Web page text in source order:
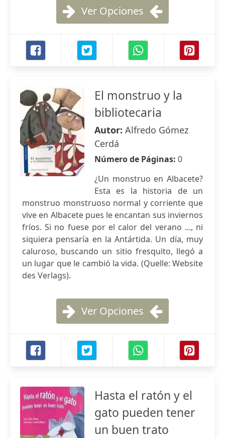
Ver Opciones
El monstruo y la
bibliotecaria
Autor: Alfredo Gómez
Cerdá
Número de Páginas: 0
¿Un monstruo en Albacete?
Esta es la historia de un
monstruo monstruoso normal y corriente que
vive en Albacete pues le encantan sus inviernos
fríos. Si no fuese por el calor del verano ..., ni
siquiera pensaría en la Antártida. Un día, muy
caluroso, buscando un sitio fresquito, llegó a
un lugar que le cambió la vida. (Quelle: Website
des Verlags).
Ver Opciones
Hasta el ratón y el
gato pueden tener
un buen trato